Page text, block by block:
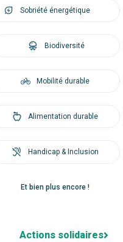
Sobriété énergétique
Biodiversité
Mobilité durable
Alimentation durable
Handicap & Inclusion
Et bien plus encore !
Actions solidaires